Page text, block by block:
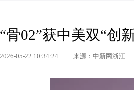
“骨02”获中美双“创
2026-05-22 10:34:24 来源：中新网浙江